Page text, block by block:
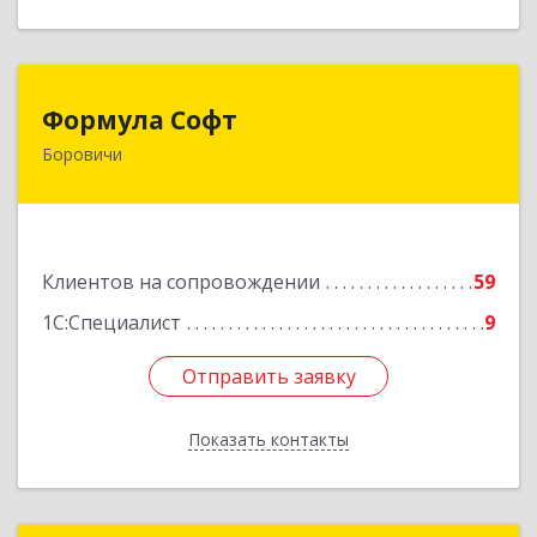
Формула Софт
Боровичи
Клиентов на сопровождении
59
1С:Специалист
9
Отправить заявку
Показать контакты
174411, Новгородская обл, Боровичский р-н,
Отправить заявку
Назад